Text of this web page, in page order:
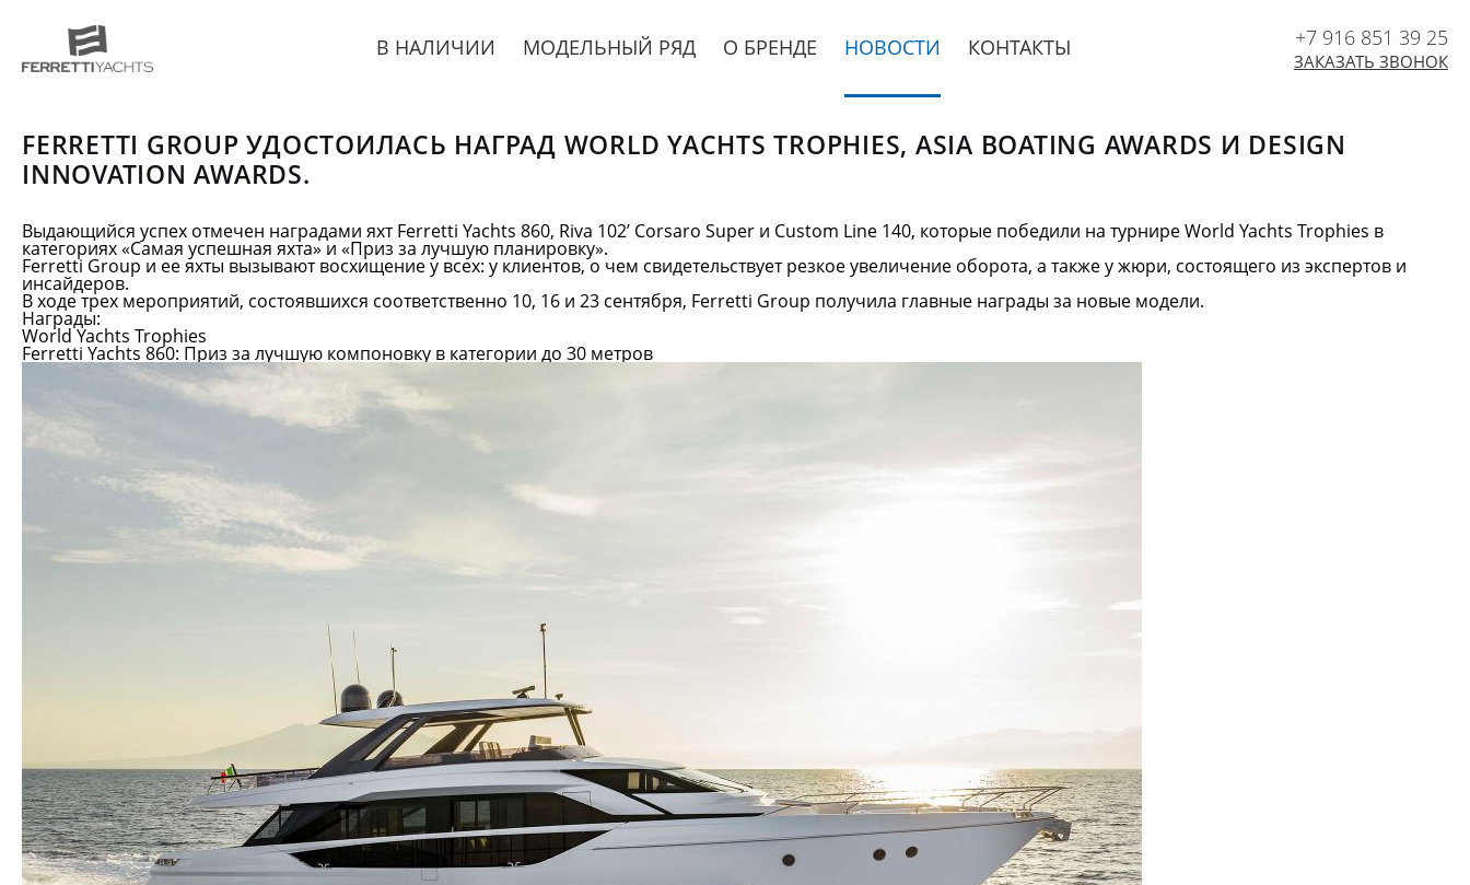
В НАЛИЧИИ МОДЕЛЬНЫЙ РЯД О БРЕНДЕ НОВОСТИ КОНТАКТЫ +7 916 851 39 25
ЗАКАЗАТЬ ЗВОНОК
FERRETTI GROUP УДОСТОИЛАСЬ НАГРАД WORLD YACHTS TROPHIES, ASIA BOATING AWARDS И DESIGN
INNOVATION AWARDS.
Выдающийся успех отмечен наградами яхт Ferretti Yachts 860, Riva 102’ Corsaro Super и Custom Line 140, которые победили на турнире World Yachts Trophies в
категориях «Самая успешная яхта» и «Приз за лучшую планировку».
Ferretti Group и ее яхты вызывают восхищение у всех: у клиентов, о чем свидетельствует резкое увеличение оборота, а также у жюри, состоящего из экспертов и
инсайдеров.
В ходе трех мероприятий, состоявшихся соответственно 10, 16 и 23 сентября, Ferretti Group получила главные награды за новые модели.
Награды:
World Yachts Trophies
Ferretti Yachts 860: Приз за лучшую компоновку в категории до 30 метров